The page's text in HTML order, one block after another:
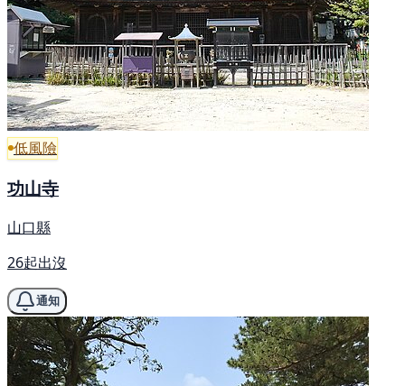
低風險
功山寺
山口縣
26起出沒
通知